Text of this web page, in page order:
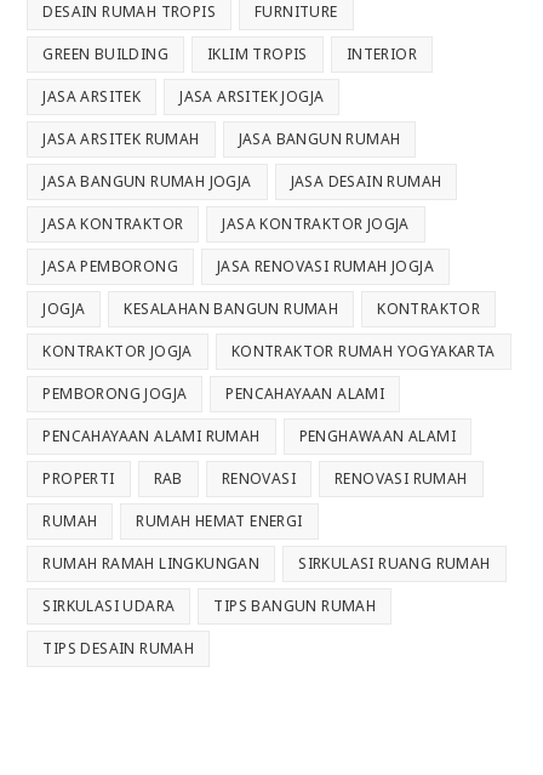
DESAIN RUMAH TROPIS FURNITURE
GREEN BUILDING IKLIM TROPIS INTERIOR
JASA ARSITEK JASA ARSITEK JOGJA
JASA ARSITEK RUMAH JASA BANGUN RUMAH
JASA BANGUN RUMAH JOGJA JASA DESAIN RUMAH
JASA KONTRAKTOR JASA KONTRAKTOR JOGJA
JASA PEMBORONG JASA RENOVASI RUMAH JOGJA
JOGJA KESALAHAN BANGUN RUMAH KONTRAKTOR
KONTRAKTOR JOGJA KONTRAKTOR RUMAH YOGYAKARTA
PEMBORONG JOGJA PENCAHAYAAN ALAMI
PENCAHAYAAN ALAMI RUMAH PENGHAWAAN ALAMI
PROPERTI RAB RENOVASI RENOVASI RUMAH
RUMAH RUMAH HEMAT ENERGI
RUMAH RAMAH LINGKUNGAN SIRKULASI RUANG RUMAH
SIRKULASI UDARA TIPS BANGUN RUMAH
TIPS DESAIN RUMAH